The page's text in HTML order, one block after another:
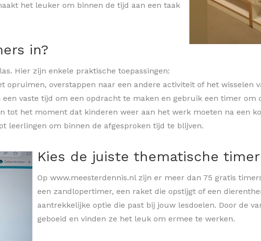
het leuker om binnen de tijd aan een taak
in?
Hier zijn enkele praktische toepassingen:
opruimen, overstappen naar een andere activiteit of het wisselen
vaste tijd om een opdracht te maken en gebruik een timer om
tot het moment dat kinderen weer aan het werk moeten na een
leerlingen om binnen de afgesproken tijd te blijven.
Kies de juiste thematische timer
Op www.meesterdennis.nl zijn er meer dan 75 gratis
een zandlopertimer, een raket die opstijgt of een
aantrekkelijke optie die past bij jouw lesdoelen. Door de
geboeid en vinden ze het leuk om ermee te werken.